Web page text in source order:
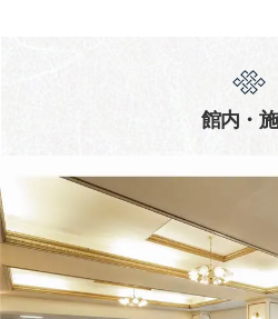
館内・